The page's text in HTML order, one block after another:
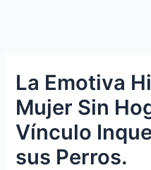
La Emotiva
Mujer Sin
Vínculo
sus Perros.